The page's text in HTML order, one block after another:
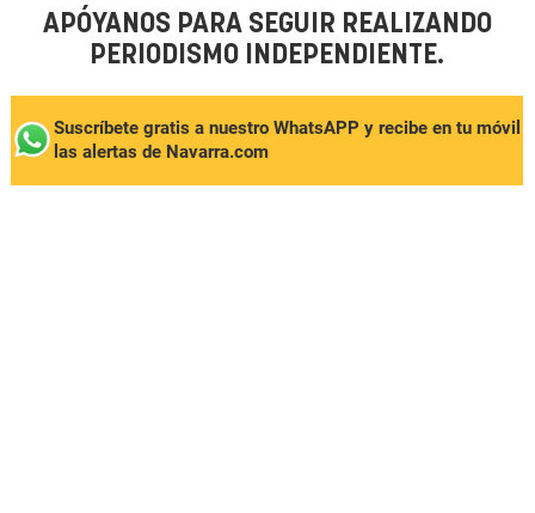
APÓYANOS PARA SEGUIR REALIZANDO
PERIODISMO INDEPENDIENTE.
Suscríbete gratis a nuestro WhatsAPP y recibe en tu móvil
las alertas de Navarra.com